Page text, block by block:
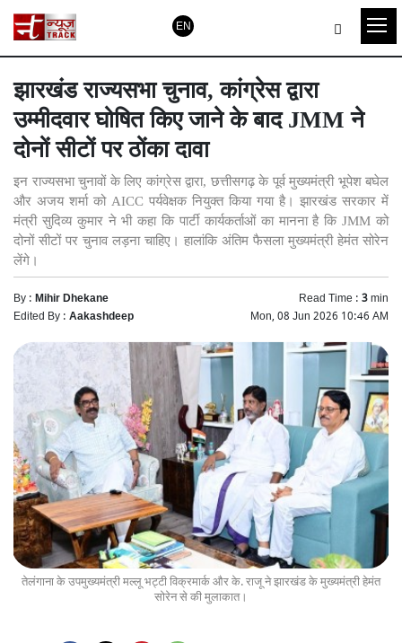
EN
झारखंड राज्यसभा चुनाव, कांग्रेस द्वारा
उम्मीदवार घोषित किए जाने के बाद JMM ने
दोनों सीटों पर ठोंका दावा
इन राज्यसभा चुनावों के लिए कांग्रेस द्वारा, छत्तीसगढ़ के पूर्व मुख्यमंत्री भूपेश बघेल
और अजय शर्मा को AICC पर्यवेक्षक नियुक्त किया गया है। झारखंड सरकार में
मंत्री सुदिव्य कुमार ने भी कहा कि पार्टी कार्यकर्ताओं का मानना ​​है कि JMM को
दोनों सीटों पर चुनाव लड़ना चाहिए। हालांकि अंतिम फैसला मुख्यमंत्री हेमंत सोरेन
लेंगे।
By :Mihir Dhekane Read Time :3min
Edited By :Aakashdeep Mon, 08 Jun 2026 10:46 AM
तेलंगाना के उपमुख्यमंत्री मल्लू भट्टी विक्रमार्क और के. राजू ने झारखंड के मुख्यमंत्री हेमंत
सोरेन से की मुलाकात।